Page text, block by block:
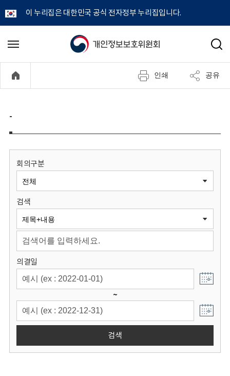
이 누리집은 대한민국 공식 전자정부 누리집입니다.
개
정
보
원
회
메
기
검
인쇄 공유
-
회의구분
검색
의결일
~
검색